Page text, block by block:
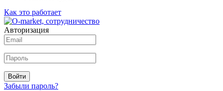
Как это работает
Авторизация
Войти
Забыли пароль?